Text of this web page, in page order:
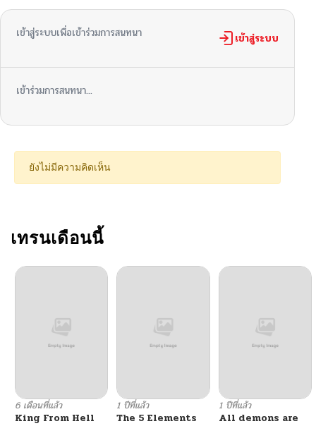
เข้าสู่ระบบเพื่อเข้าร่วมการสนทนา เข้าสู่ระบบ
เข้าร่วมการสนทนา...
ยังไม่มีความคิดเห็น
เทรนเดือนนี้
6 เดือนที่แล้ว
King From Hell
1 ปีที่แล้ว
The 5 Elements
1 ปีที่แล้ว
All demons are